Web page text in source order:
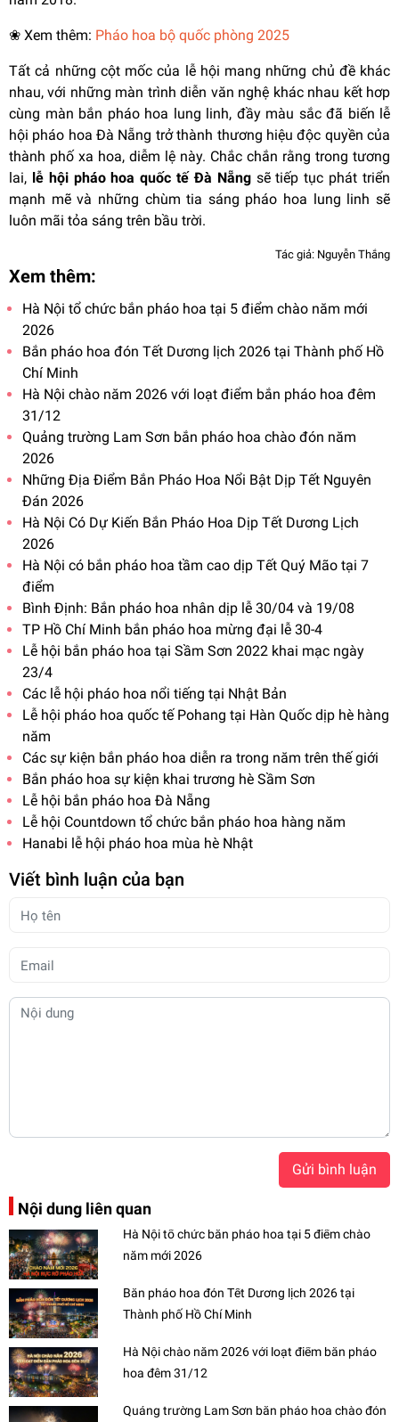
❀ Xem thêm: Pháo hoa bộ quốc phòng 2025
Tất cả những cột mốc của lễ hội mang những chủ đề khác
nhau, với những màn trình diễn văn nghệ khác nhau kết hơp
cùng màn bắn pháo hoa lung linh, đầy màu sắc đã biến lễ
hội pháo hoa Đà Nẵng trở thành thương hiệu độc quyền của
thành phố xa hoa, diễm lệ này. Chắc chắn rằng trong tương
lai, lễ hội pháo hoa quốc tế Đà Nẵngsẽ tiếp tục phát triển
mạnh mẽ và những chùm tia sáng pháo hoa lung linh sẽ
luôn mãi tỏa sáng trên bầu trời.
Tác giả: Nguyễn Thắng
Xem thêm:
Hà Nội tổ chức bắn pháo hoa tại 5 điểm chào năm mới
2026
Bắn pháo hoa đón Tết Dương lịch 2026 tại Thành phố Hồ
Chí Minh
Hà Nội chào năm 2026 với loạt điểm bắn pháo hoa đêm
31/12
Quảng trường Lam Sơn bắn pháo hoa chào đón năm
2026
Những Địa Điểm Bắn Pháo Hoa Nổi Bật Dịp Tết Nguyên
Đán 2026
Hà Nội Có Dự Kiến Bắn Pháo Hoa Dịp Tết Dương Lịch
2026
Hà Nội có bắn pháo hoa tầm cao dịp Tết Quý Mão tại 7
điểm
Bình Định: Bắn pháo hoa nhân dịp lễ 30/04 và 19/08
TP Hồ Chí Minh bắn pháo hoa mừng đại lễ 30-4
Lễ hội bắn pháo hoa tại Sầm Sơn 2022 khai mạc ngày
23/4
Các lễ hội pháo hoa nổi tiếng tại Nhật Bản
Lễ hội pháo hoa quốc tế Pohang tại Hàn Quốc dịp hè hàng
năm
Các sự kiện bắn pháo hoa diễn ra trong năm trên thế giới
Bắn pháo hoa sự kiện khai trương hè Sầm Sơn
Lễ hội bắn pháo hoa Đà Nẵng
Lễ hội Countdown tổ chức bắn pháo hoa hàng năm
Hanabi lễ hội pháo hoa mùa hè Nhật
Viết bình luận của bạn
Gửi bình luận
Nội dung liên quan
Hà Nội tổ chức bắn pháo hoa tại 5 điểm chào
năm mới 2026
Bắn pháo hoa đón Tết Dương lịch 2026 tại
Thành phố Hồ Chí Minh
Hà Nội chào năm 2026 với loạt điểm bắn pháo
hoa đêm 31/12
Quảng trường Lam Sơn bắn pháo hoa chào đón